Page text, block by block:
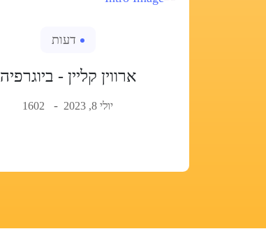
דעות
ארווין קליין - ביוגרפיה
יולי 8, 2023 1602